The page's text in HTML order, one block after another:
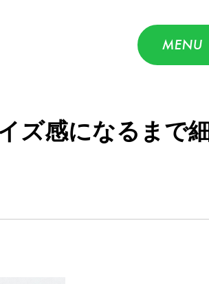
MENU
ズ感になるまで細